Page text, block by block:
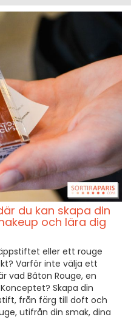
du kan skapa din
och lära dig
eller ett rouge
Varför inte välja ett
vad Bâton Rouge, en
Skapa din
från färg till doft och
utifrån din smak, dina